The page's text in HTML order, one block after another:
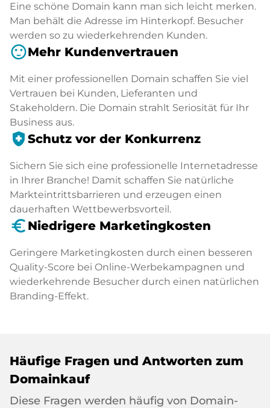
Eine schöne Domain kann man sich leicht merken.
Man behält die Adresse im Hinterkopf. Besucher
werden so zu wiederkehrenden Kunden.
sentiment_satisfiedMehr Kundenvertrauen
Mit einer professionellen Domain schaffen Sie viel
Vertrauen bei Kunden, Lieferanten und
Stakeholdern. Die Domain strahlt Seriosität für Ihr
Business aus.
health_and_safety Schutz vor der Konkurrenz
Sichern Sie sich eine professionelle Internetadresse
in Ihrer Branche! Damit schaffen Sie natürliche
Markteintrittsbarrieren und erzeugen einen
dauerhaften Wettbewerbsvorteil.
euro_symbol Niedrigere Marketingkosten
Geringere Marketingkosten durch einen besseren
Quality-Score bei Online-Werbekampagnen und
wiederkehrende Besucher durch einen natürlichen
Branding-Effekt.
Häufige Fragen und Antworten zum
Domainkauf
Diese Fragen werden häufig von Domain-